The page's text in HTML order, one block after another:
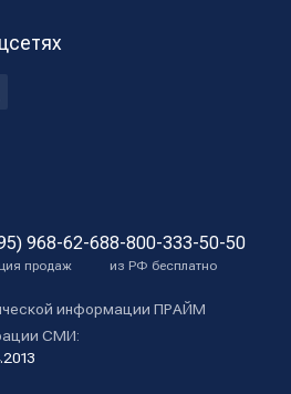
968-62-68
продаж
8-800-333-50-50
из РФ бесплатно
информации ПРАЙМ
СМИ: